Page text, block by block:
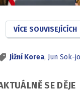
VÍCE SOUVISEJÍCÍCH
Jižní Korea, Jun Sok-
SE DĚJE